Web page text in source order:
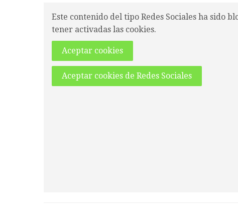
Este contenido del tipo Redes Sociales ha sido
tener activadas las cookies.
Aceptar cookies
Aceptar cookies de Redes Sociales